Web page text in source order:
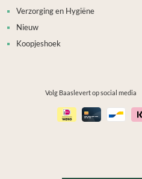
Verzorging en Hygiëne
Nieuw
Koopjeshoek
Volg Baaslevert op social media